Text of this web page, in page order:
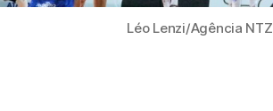
Léo Lenzi/Agência NTZ